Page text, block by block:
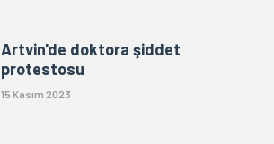
Artvin'de doktora şiddet
protestosu
15 Kasım 2023